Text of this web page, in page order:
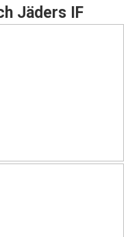
Jäders IF